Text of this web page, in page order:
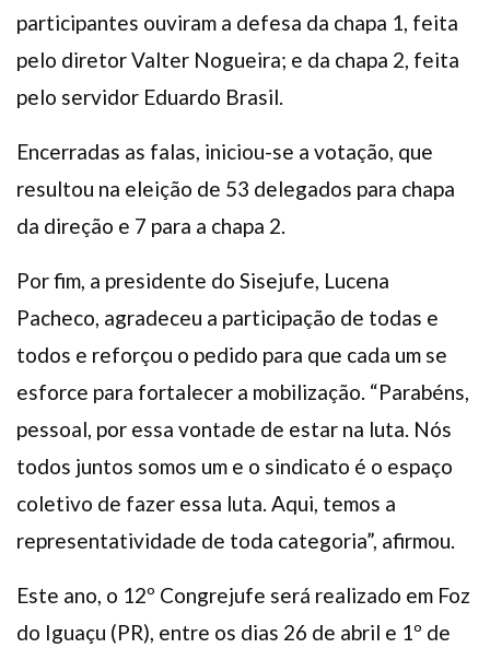
participantes ouviram a defesa da chapa 1, feita
pelo diretor Valter Nogueira; e da chapa 2, feita
pelo servidor Eduardo Brasil.
Encerradas as falas, iniciou-se a votação, que
resultou na eleição de 53 delegados para chapa
da direção e 7 para a chapa 2.
Por fim, a presidente do Sisejufe, Lucena
Pacheco, agradeceu a participação de todas e
todos e reforçou o pedido para que cada um se
esforce para fortalecer a mobilização. “Parabéns,
pessoal, por essa vontade de estar na luta. Nós
todos juntos somos um e o sindicato é o espaço
coletivo de fazer essa luta. Aqui, temos a
representatividade de toda categoria”, afirmou.
Este ano, o 12º Congrejufe será realizado em Foz
do Iguaçu (PR), entre os dias 26 de abril e 1º de